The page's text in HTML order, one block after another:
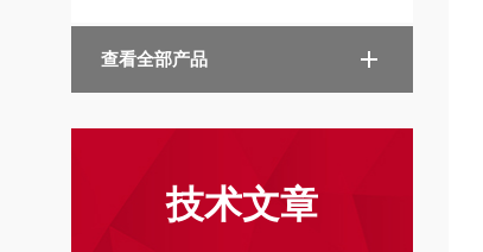
查看全部产品
技术文章